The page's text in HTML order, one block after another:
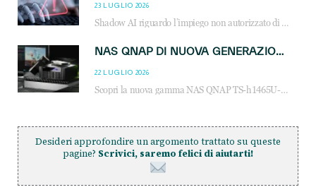
23 LUGLIO 2026
Shadow AI riguardo l’impiego non autorizzato di sistemi AI all’interno dell’azienda. E’ una pratica che si diffonde a partire dai dipendenti fino ai dirigenti e mette a repentaglio la cybersecurity, con costi più elevati per le organizzazioni. Due recenti report illustrano il fenomeno e forniscono dati in merito
NAS QNAP DI NUOVA GENERAZIONE: PIÙ PRESTAZIONI, SCALABILITÀ E PROTEZIONE DEI DATI PER LE INFRASTRUTTURE IT MODERNE
22 LUGLIO 2026
Scopri la nuova gamma NAS QNAP TS-h1465U-RP, TS-h1065eU e TS-h665U: storage aziendale con ZFS, DDR5, E1.S NVMe e connettività 2.5GbE per backup, virtualizzazione e cybersecurity.
Desideri approfondire un argomento trattato su queste
pagine? Scrivici, saremo felici di aiutarti!